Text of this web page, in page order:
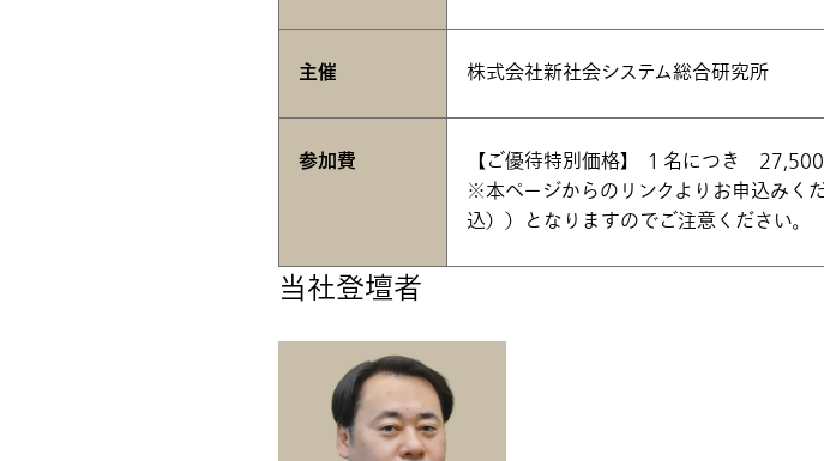
主催 株式会社新社会システム総合研究所
参加費
【ご優待特別価格】 １名につき 27,500
※本ページからのリンクよりお申込みく
込））となりますのでご注意ください。
当社登壇者